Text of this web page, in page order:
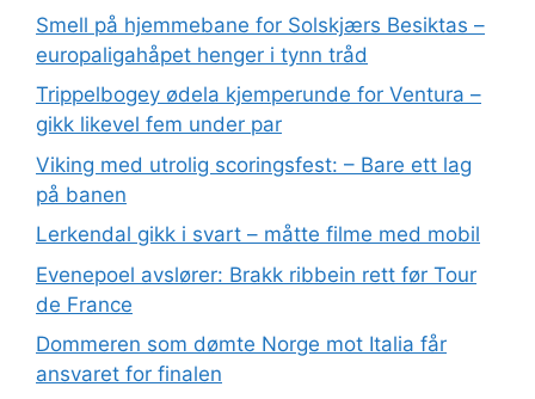
Smell på hjemmebane for Solskjærs Besiktas –
europaligahåpet henger i tynn tråd
Trippelbogey ødela kjemperunde for Ventura –
gikk likevel fem under par
Viking med utrolig scoringsfest: – Bare ett lag
på banen
Lerkendal gikk i svart – måtte filme med mobil
Evenepoel avslører: Brakk ribbein rett før Tour
de France
Dommeren som dømte Norge mot Italia får
ansvaret for finalen